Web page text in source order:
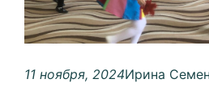
11 ноября, 2024Ирина